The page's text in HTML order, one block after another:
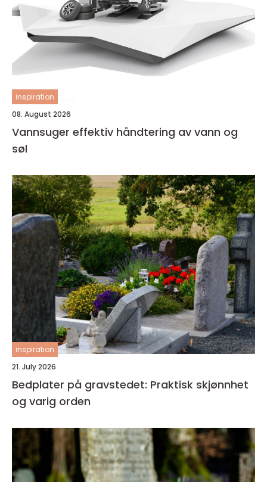
inspiration
08. August 2026
Vannsuger effektiv håndtering av vann og
søl
inspiration
21. July 2026
Bedplater på gravstedet: Praktisk skjønnhet
og varig orden